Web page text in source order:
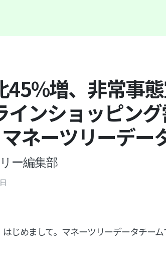
45%増、非常事
インショッピン
ネーツリーデー
ー編集部
日
じめまして。マネーツリーデータチーム